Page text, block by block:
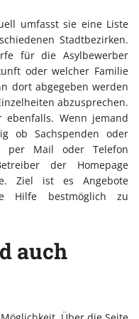
umfasst sie eine Liste
Stadtbezirken.
für die Asylbewerber
oder welcher Familie
dort abgegeben werden
abzusprechen.
Wenn jemand
ob Sachspenden oder
per Mail oder Telefon
der Homepage
Ziel ist es Angebote
Hilfe bestmöglich zu
auch